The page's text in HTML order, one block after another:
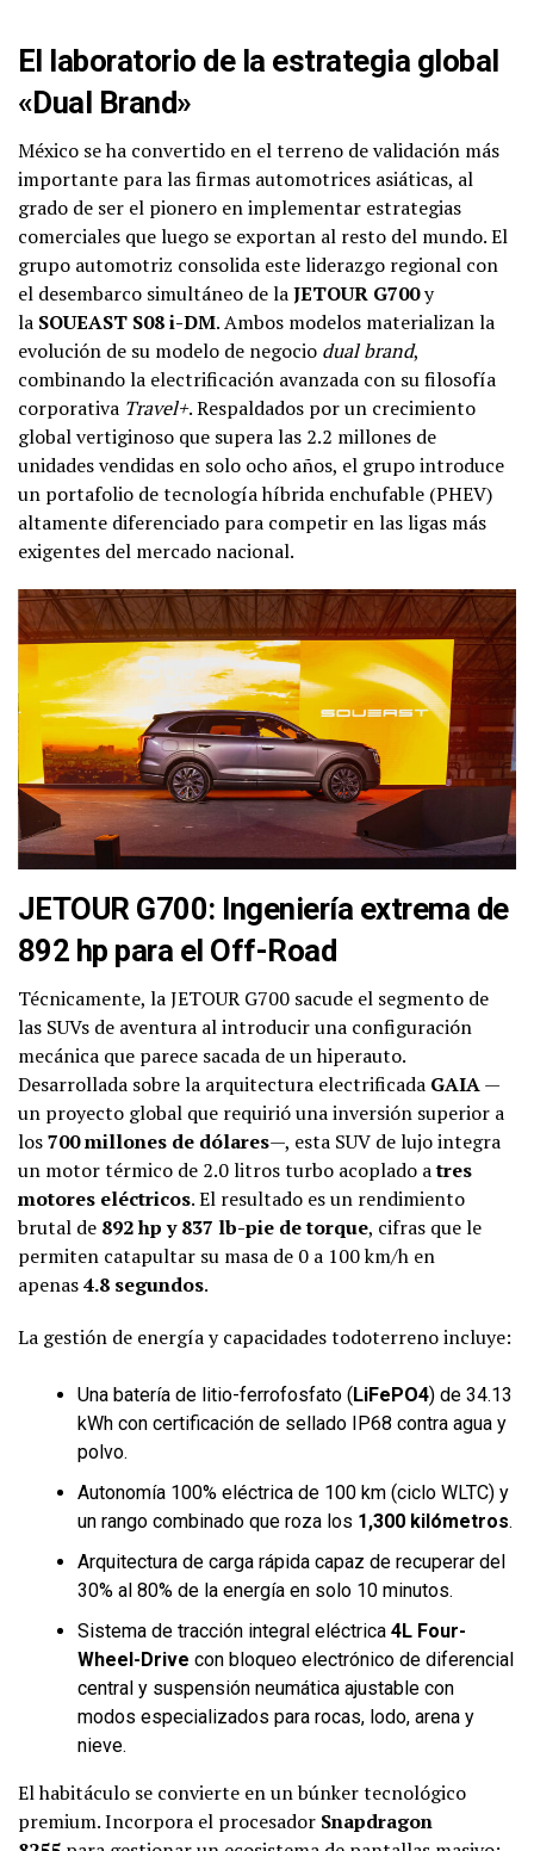
El laboratorio de la estrategia global
«Dual Brand»
México se ha convertido en el terreno de validación más
importante para las firmas automotrices asiáticas, al
grado de ser el pionero en implementar estrategias
comerciales que luego se exportan al resto del mundo. El
grupo automotriz consolida este liderazgo regional con
el desembarco simultáneo de laJETOUR G700y
la SOUEAST S08 i-DM. Ambos modelos materializan la
evolución de su modelo de negocio dual brand,
combinando la electrificación avanzada con su filosofía
corporativa Travel+. Respaldados por un crecimiento
global vertiginoso que supera las 2.2 millones de
unidades vendidas en solo ocho años, el grupo introduce
un portafolio de tecnología híbrida enchufable (PHEV)
altamente diferenciado para competir en las ligas más
exigentes del mercado nacional.
JETOUR G700: Ingeniería extrema de
892 hp para el Off-Road
Técnicamente, la JETOUR G700 sacude el segmento de
las SUVs de aventura al introducir una configuración
mecánica que parece sacada de un hiperauto.
Desarrollada sobre la arquitectura electrificada GAIA—
un proyecto global que requirió una inversión superior a
los700 millones de dólares—, esta SUV de lujo integra
un motor térmico de 2.0 litros turbo acoplado atres
motores eléctricos. El resultado es un rendimiento
brutal de 892 hp y 837 lb-pie de torque, cifras que le
permiten catapultar su masa de 0 a 100 km/h en
apenas4.8 segundos.
La gestión de energía y capacidades todoterreno incluye:
Una batería de litio-ferrofosfato (LiFePO4) de 34.13
kWh con certificación de sellado IP68 contra agua y
polvo.
Autonomía 100% eléctrica de 100 km (ciclo WLTC) y
un rango combinado que roza los 1,300 kilómetros.
Arquitectura de carga rápida capaz de recuperar del
30% al 80% de la energía en solo 10 minutos.
Sistema de tracción integral eléctrica 4L Four-
Wheel-Drive con bloqueo electrónico de diferencial
central y suspensión neumática ajustable con
modos especializados para rocas, lodo, arena y
nieve.
El habitáculo se convierte en un búnker tecnológico
premium. Incorpora el procesador Snapdragon